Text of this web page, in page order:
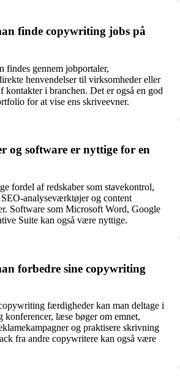
finde copywriting jobs på
findes gennem jobportaler,
henvendelser til virksomheder eller
kontakter i branchen. Det er også en god
for at vise ens skriveevner.
og software er nyttige for en
fordel af redskaber som stavekontrol,
analyseværktøjer og content
Software som Microsoft Word, Google
Suite kan også være nyttige.
forbedre sine copywriting
færdigheder kan man deltage i
konferencer, læse bøger om emnet,
og praktisere skrivning
fra andre copywritere kan også være